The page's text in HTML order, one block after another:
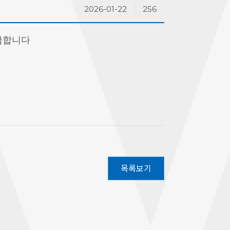
2026-01-22 256
합니다
목록보기